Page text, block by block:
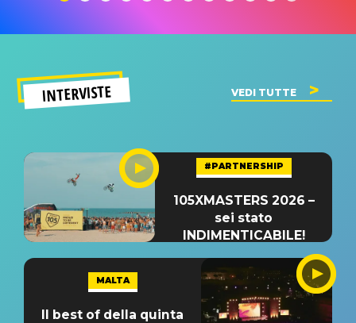
INTERVISTE VEDI TUTTE
#PARTNERSHIP
105XMASTERS 2026 –
sei stato
INDIMENTICABILE!
MALTA
Il best of della quinta